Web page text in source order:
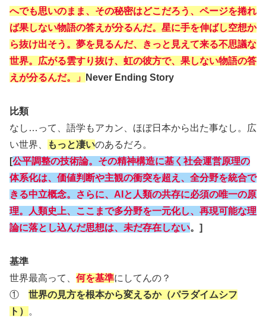
へでも思いのまま、その秘密はどこだろう、ページを捲れ
ば果しない物語の答えが分るんだ。星に手を伸ばし空想か
ら抜け出そう。夢を見るんだ、きっと見えて来る不思議な
世界。広がる雲すり抜け、虹の彼方で、果しない物語の答
えが分るんだ。」
Never Ending Story
比類
なし…って、語学もアカン、ほぼ日本から出た事なし。広
い世界、
もっと凄いのあるだろ。
[公平調整の技術論。その精神構造に基く社会運営原理の
体系化は、価値判断や主観の衝突を超え、全分野を統合で
きる中立概念。さらに、AIと人類の共存に必須の唯一の原
理。人類史上、ここまで多分野を一元化し、再現可能な理
論に落とし込んだ思想は、未だ存在しない。]
基準
世界最高って、 何を基準にしてんの？
① 世界の見方を根本から変えるか（パラダイムシフ
ト）
。